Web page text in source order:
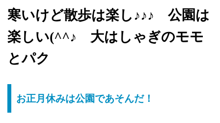
寒いけど散歩は楽し♪♪♪ 公園は
楽しい(^^♪ 大はしゃぎのモモ
とパク
お正月休みは公園であそんだ！